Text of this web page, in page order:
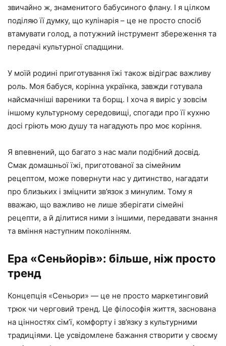
звичайно ж, знаменитого бабусиного флану. І я цілком
поділяю її думку, що кулінарія – це не просто спосіб
втамувати голод, а потужний інструмент збереження та
передачі культурної спадщини.
У моїй родині приготування їжі також відіграє важливу
роль. Моя бабуся, корінна українка, завжди готувала
найсмачніші вареники та борщ. І хоча я виріс у зовсім
іншому культурному середовищі, спогади про її кухню
досі гріють мою душу та нагадують про моє коріння.
Я впевнений, що багато з нас мали подібний досвід.
Смак домашньої їжі, приготованої за сімейним
рецептом, може повернути нас у дитинство, нагадати
про близьких і зміцнити зв’язок з минулим. Тому я
вважаю, що важливо не лише зберігати сімейні
рецепти, а й ділитися ними з іншими, передавати знання
та вміння наступним поколінням.
Ера «Сеньйорів»: більше, ніж просто
тренд
Концепція «Сеньори» — це не просто маркетинговий
трюк чи черговий тренд. Це філософія життя, заснована
на цінностях сім’ї, комфорту і зв’язку з культурними
традиціями. Це усвідомлене бажання створити у своєму